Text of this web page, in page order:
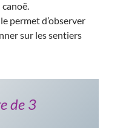
permet d’observer
sur les sentiers
de 3